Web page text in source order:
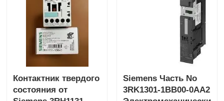
Plc Woodward
Модуль Ge Fanuc
Контактник твердого
состояния от
Siemens Часть No
3RK1301-1BB00-0AA2